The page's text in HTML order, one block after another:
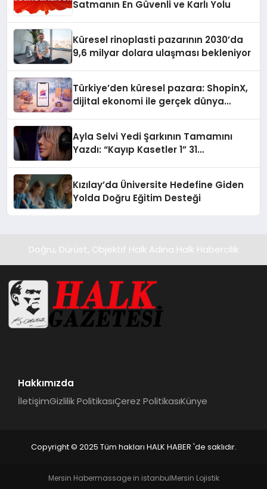
Satmanın En Güvenli ve Karlı Yolu
Küresel rinoplasti pazarının 2030’da
9,6 milyar dolara ulaşması bekleniyor
Türkiye’den küresel pazara: ShopinX,
dijital ekonomi ile gerçek dünya
Ayla Selvi Yedi Şarkının Tamamını
Yazdı: “Kayıp Kasetler 1” 31
Kızılay’da Üniversite Hedefine Giden
Yolda Doğru Eğitim Desteği
Doğru, Dürüst, Objektif Halk Adına Halk Habercilik
Hakkımızda
İletişimGizlilik PolitikasıÇerez PolitikasıKünye
Copyright © 2025 Tüm hakları HALK HABER 'de saklıdır.
Mersin Habermassage in istanbulMersin Lojistik